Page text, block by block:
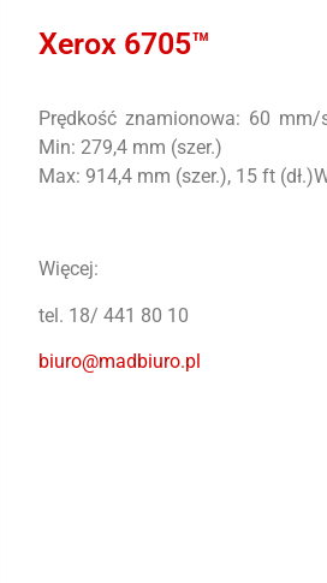
Xerox 6705™
Prędkość znamionowa: 60
Min: 279,4 mm (szer.)
Max: 914,4 mm (szer.), 15 ft
Więcej:
tel. 18/ 441 80 10
biuro@madbiuro.pl